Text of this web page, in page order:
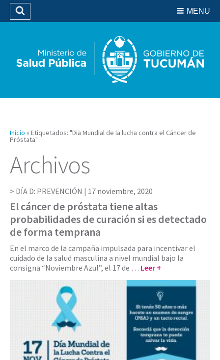
Biblioteca
MENU
Buscar
Inicio » Etiquetados: "Dia Mundial de la lucha contra el Cáncer de
Próstata"
Archivos
DÍA D: PREVENCIÓN | 17 noviembre, 2020
El cáncer de próstata tiene altas
probabilidades de curación si es detectado
de forma temprana
En el marco de la campaña impulsada para incentivar el
cuidado de la salud masculina a nivel mundial bajo la
consigna “Noviembre Azul”, el 17 de … Leer +